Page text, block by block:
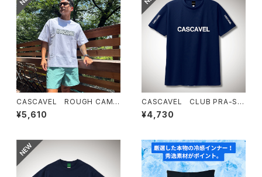
CASCAVEL ROUGH CAMO
BOX TEE ホワイトカモ１
¥5,610
CASCAVEL CLUB PRA-SHI
RT ネイビー
¥4,730